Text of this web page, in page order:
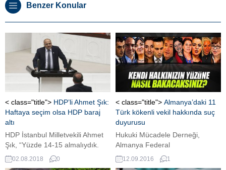
Benzer Konular
< class="title"> HDP’li Ahmet Şık:
Haftaya seçim olsa HDP baraj
altı
HDP İstanbul Milletvekili Ahmet
Şık, “Yüzde 14-15 almalıydık.
Haftaya seçim olsa, HDP baraj
altı. Katkı oylarının geleceğini
02.08.2018 0
< class="title"> Almanya’daki 11
Türk kökenli vekil hakkında suç
duyurusu
Hukuki Mücadele Derneği,
Almanya Federal
Parlamentosunda "1915"
tasarısının yasalaşması yönünde
12.09.2016 1